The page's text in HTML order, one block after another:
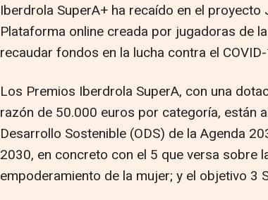
Iberdrola SuperA+ ha recaído en el proyecto
Plataforma online creada por jugadoras de
recaudar fondos en la lucha contra el
Los Premios Iberdrola SuperA, con una
razón de 50.000 euros por categoría, están
Desarrollo Sostenible (ODS) de la Agenda
2030, en concreto con el 5 que versa sobre
empoderamiento de la mujer; y el objetivo 3